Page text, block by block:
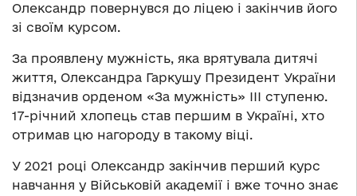
Олександр повернувся до ліцею і закінчив його
зі своїм курсом.
За проявлену мужність, яка врятувала дитячі
життя, Олександра Гаркушу Президент України
відзначив орденом «За мужність» ІІІ ступеню.
17-річний хлопець став першим в Україні, хто
отримав цю нагороду в такому віці.
У 2021 році Олександр закінчив перший курс
навчання у Військовій академії і вже точно знає